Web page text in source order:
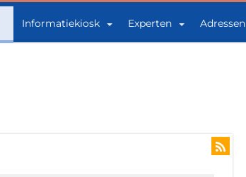
Informatiekiosk Experten Adressen